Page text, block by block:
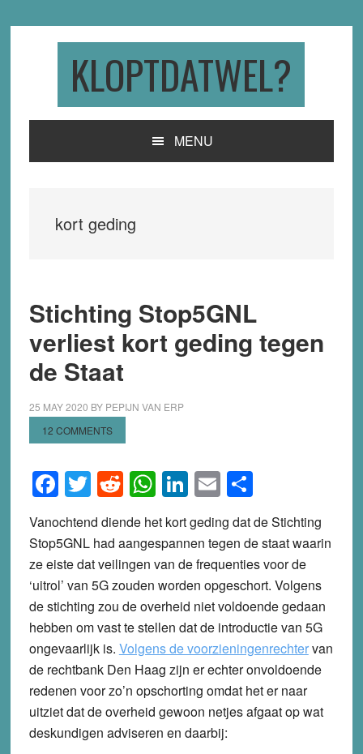
KLOPTDATWEL?
MENU
kort geding
Stichting Stop5GNL
verliest kort geding tegen
de Staat
25 MAY 2020 BY PEPIJN VAN ERP
12 COMMENTS
Facebook
Twitter
Reddit
WhatsApp
LinkedIn
EmailShare
Vanochtend diende het kort geding dat de Stichting
Stop5GNL had aangespannen tegen de staat waarin
ze eiste dat veilingen van de frequenties voor de
‘uitrol’ van 5G zouden worden opgeschort. Volgens
de stichting zou de overheid niet voldoende gedaan
hebben om vast te stellen dat de introductie van 5G
ongevaarlijk is. Volgens de voorzieningenrechtervan
de rechtbank Den Haag zijn er echter onvoldoende
redenen voor zo’n opschorting omdat het er naar
uitziet dat de overheid gewoon netjes afgaat op wat
deskundigen adviseren en daarbij: